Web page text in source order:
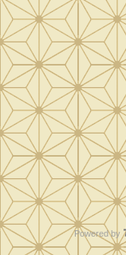
Powered by